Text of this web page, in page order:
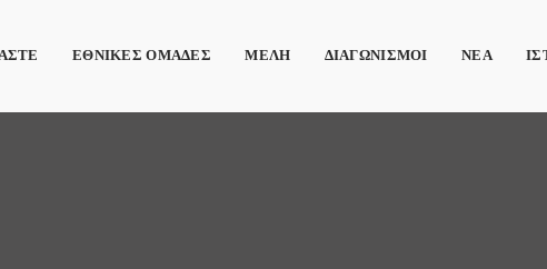
ΕΘΝΙΚΕΣ ΟΜΑΔΕΣ ΜΕΛΗ ΔΙΑΓΩΝΙΣΜΟΙ ΝΕΑ